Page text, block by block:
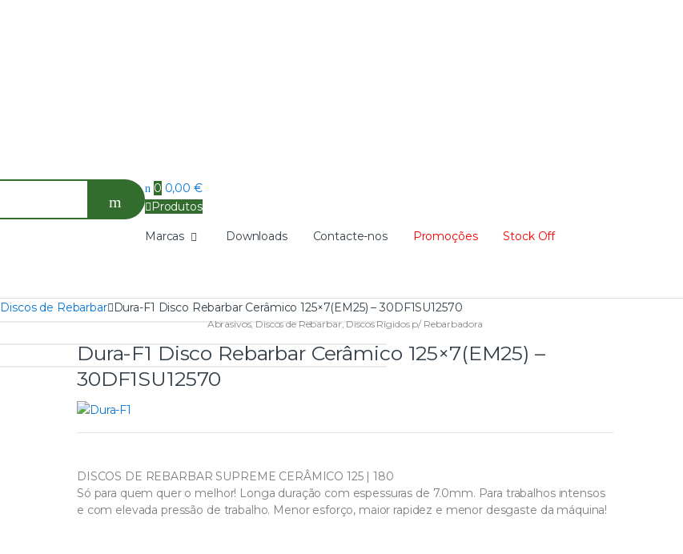
0 0,00 €
Produtos
Marcas Downloads Contacte-nos Promoções Stock Off
Discos de Rebarbar Dura-F1 Disco Rebarbar Cerâmico 125×7(EM25) – 30DF1SU12570
Abrasivos, Discos de Rebarbar, Discos Rigidos p/ Rebarbadora
Dura-F1 Disco Rebarbar Cerâmico 125×7(EM25) –
30DF1SU12570
DISCOS DE REBARBAR SUPREME CERÂMICO 125 | 180
Só para quem quer o melhor! Longa duração com espessuras de 7.0mm. Para trabalhos intensos
e com elevada pressão de trabalho. Menor esforço, maior rapidez e menor desgaste da máquina!